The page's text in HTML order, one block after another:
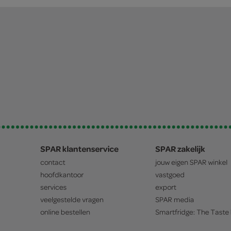
SPAR klantenservice
contact
hoofdkantoor
services
veelgestelde vragen
online bestellen
SPAR zakelijk
jouw eigen SPAR winkel
vastgoed
export
SPAR media
Smartfridge: The Taste